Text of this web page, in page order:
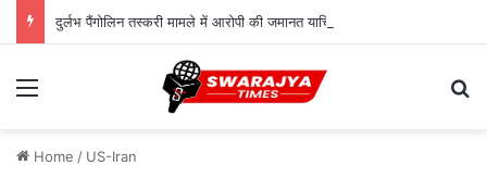
दुर्लभ पैंगोलिन तस्करी मामले में आरोपी की जमानत याचिका खारिज
Menu
Home / US-Iran